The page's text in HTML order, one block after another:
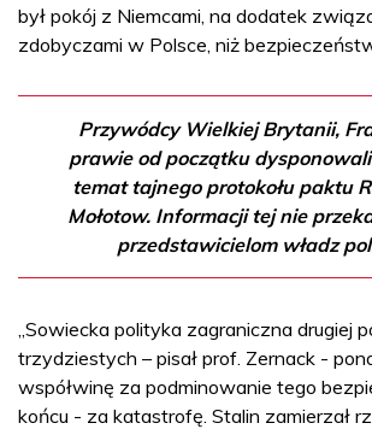
był pokój z Niemcami, na dodatek
zdobyczami w Polsce, niż
Przywódcy Wielkiej Brytanii,
prawie od początku
temat tajnego protokołu paktu
Mołotow. Informacji tej nie
przedstawicielom władz
„Sowiecka polityka zagraniczna drugiej
trzydziestych – pisał prof. Zernack -
współwinę za podminowanie tego
końcu - za katastrofę. Stalin zamierzał